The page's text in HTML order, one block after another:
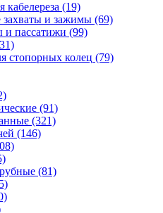
(19)
захваты и зажимы (69)
и пассатижи (99)
стопорных колец (79)
(91)
(321)
(146)
(81)